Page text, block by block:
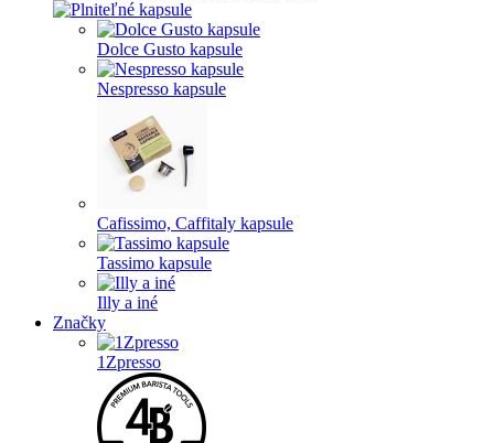
Dolce Gusto kapsule
Nespresso kapsule
Cafissimo, Caffitaly kapsule
Tassimo kapsule
Illy a iné
Značky
1Zpresso